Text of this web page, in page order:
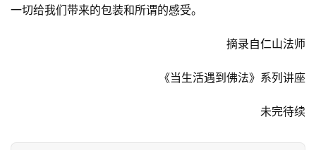
一切给我们带来的包装和所谓的感受。
摘录自仁山法师
《当生活遇到佛法》系列讲座
未完待续